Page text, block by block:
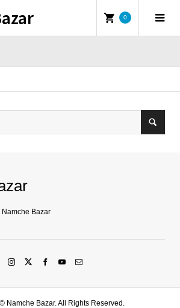
0
Namche Bazar
Namche Bazar. All Rights Reserved.